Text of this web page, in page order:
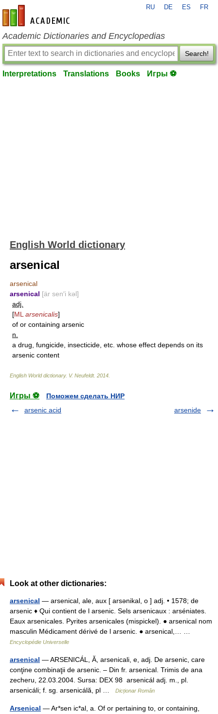
en-academic.com
RU DE ES FR
Academic Dictionaries and Encyclopedias
Search!
Interpretations Translations Books Игры ⚽
English World dictionary
arsenical
arsenical
arsenical [är sen′i kəl]
adj.
[ML arsenicalis]
of or containing arsenic
n.
a drug, fungicide, insecticide, etc. whose effect depends on its
arsenic content
English World dictionary. V. Neufeldt. 2014
Игры ⚽
Поможем сделать НИР
arsenic acid
arsenide
Look at other dictionaries:
arsenical — arsenical, ale, aux [ arsənikal, o ] adj. • 1578; de
arsenic ♦ Qui contient de l arsenic. Sels arsenicaux : arséniates.
Eaux arsenicales. Pyrites arsenicales (mispickel). ● arsenical nom
masculin Médicament dérivé de l arsenic. ● arsenical,… …
Encyclopédie Universelle
arsenical — ARSENICÁL, Ă, arsenicali, e, adj. De arsenic, care
conţine combinaţii de arsenic. – Din fr. arsenical. Trimis de ana
zecheru, 22.03.2004. Sursa: DEX 98 arsenicál adj. m., pl.
arsenicáli; f. sg. arsenicálă, pl …
Dicționar Român
Arsenical — Ar*sen ic*al, a. Of or pertaining to, or containing,